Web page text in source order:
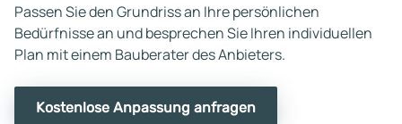
Passen Sie den Grundriss an Ihre persönlichen
Bedürfnisse an und besprechen Sie Ihren individuellen
Plan mit einem Bauberater des Anbieters.
Kostenlose Anpassung anfragen